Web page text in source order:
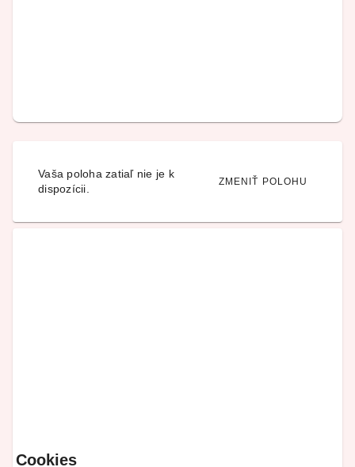
Vaša poloha zatiaľ nie je k
dispozícii.
ZMENIŤ POLOHU
Cookies